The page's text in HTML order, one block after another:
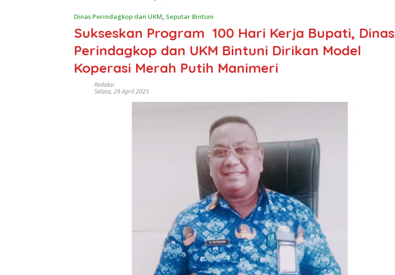
Dinas Perindagkop dan UKM, Seputar Bintuni
Sukseskan Program 100 Hari Kerja Bupati, Dinas
Perindagkop dan UKM Bintuni Dirikan Model
Koperasi Merah Putih Manimeri
Redaksi
Selasa, 29 April 2025